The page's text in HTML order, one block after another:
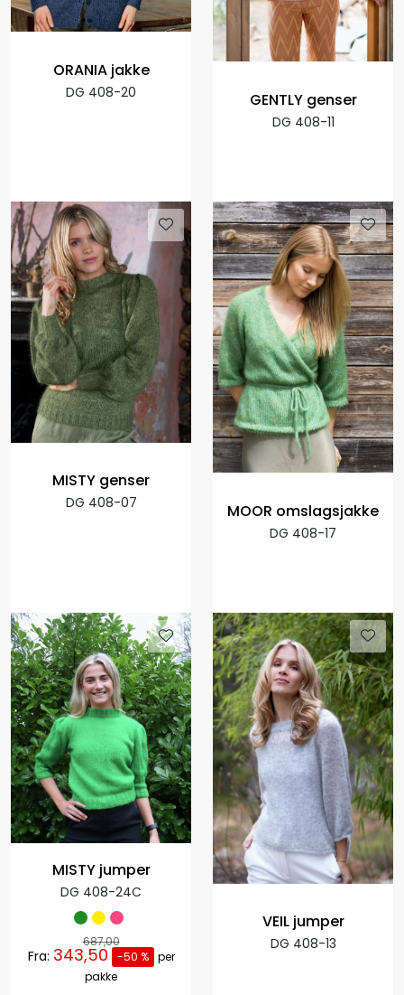
ORANIA jakke
DG 408-20 GENTLY genser
DG 408-11
MISTY genser
DG 408-07 MOOR omslagsjakke
DG 408-17
MISTY jumper
DG 408-24C
687,00
Fra: 343,50 -50 %
per
pakke
VEIL jumper
DG 408-13